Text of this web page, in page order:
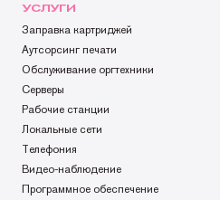
УСЛУГИ
Заправка картриджей
Аутсорсинг печати
Обслуживание оргтехники
Серверы
Рабочие станции
Локальные сети
Телефония
Видео-наблюдение
Программное обеспечение